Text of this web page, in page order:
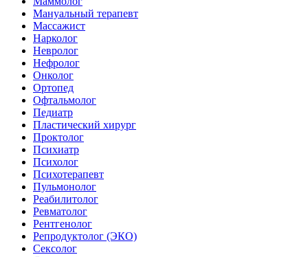
Мануальный терапевт
Массажист
Нарколог
Невролог
Нефролог
Онколог
Ортопед
Офтальмолог
Педиатр
Пластический хирург
Проктолог
Психиатр
Психолог
Психотерапевт
Пульмонолог
Реабилитолог
Ревматолог
Рентгенолог
Репродуктолог (ЭКО)
Сексолог